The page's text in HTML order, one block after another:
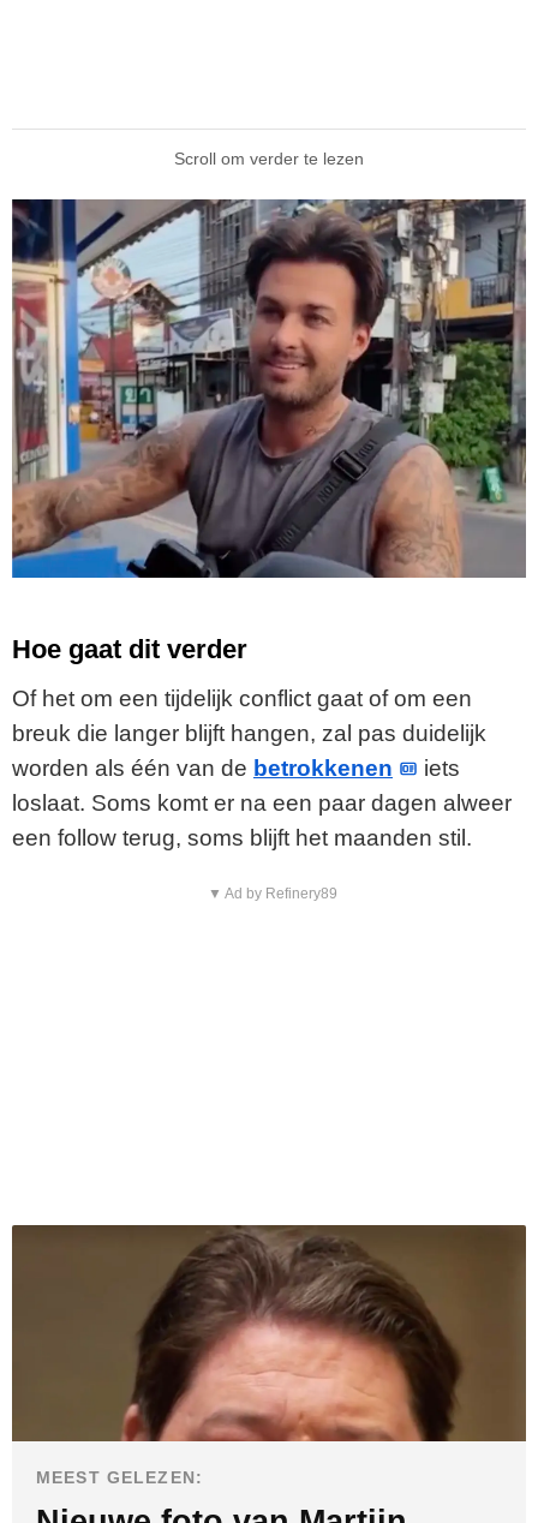
Scroll om verder te lezen
Hoe gaat dit verder
Of het om een tijdelijk conflict gaat of om een
breuk die langer blijft hangen, zal pas duidelijk
worden als één van de betrokkenen
iets
loslaat. Soms komt er na een paar dagen alweer
een follow terug, soms blijft het maanden stil.
▼ Ad by Refinery89
MEEST GELEZEN: